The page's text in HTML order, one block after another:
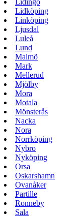
Lidingö
Lidköping
Linköping
Ljusdal
Luleå
Lund
Malmö
Mark
Mellerud
Mjölby
Mora
Motala
Mönsterås
Nacka
Nora
Norrköping
Nybro
Nyköping
Orsa
Oskarshamn
Ovanåker
Partille
Ronneby
Sala